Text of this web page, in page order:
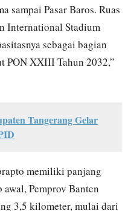
sampai Pasar Baros. Ruas
International Stadium
sebagai bagian
PON XXIII Tahun 2032,”
Tangerang Gelar
memiliki panjang
Pemprov Banten
3,5 kilometer, mulai dari